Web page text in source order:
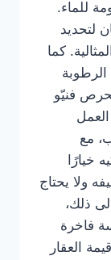
للماء.
لتحديد
كما
الرطوبة
فنيّو
مع
خيارًا
ولا يحتاج
ذلك،
فاخرة
العقار